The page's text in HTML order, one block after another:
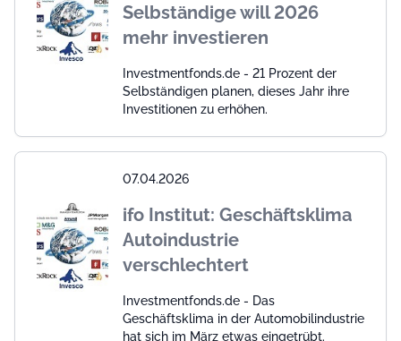
Selbständige will 2026
mehr investieren
Investmentfonds.de - 21 Prozent der
Selbständigen planen, dieses Jahr ihre
Investitionen zu erhöhen.
07.04.2026
ifo Institut: Geschäftsklima
Autoindustrie
verschlechtert
Investmentfonds.de - Das
Geschäftsklima in der Automobilindustrie
hat sich im März etwas eingetrübt.